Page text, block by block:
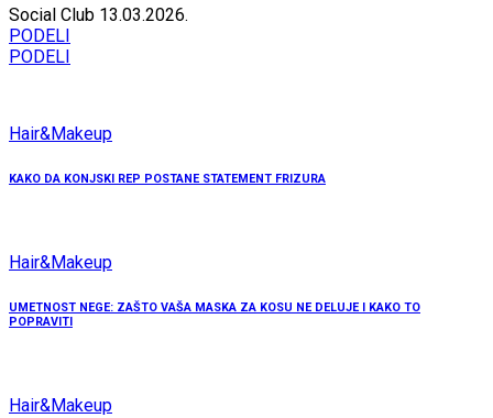
Social Club 13.03.2026.
PODELI
PODELI
Hair&Makeup
KAKO DA KONJSKI REP POSTANE STATEMENT FRIZURA
Hair&Makeup
UMETNOST NEGE: ZAŠTO VAŠA MASKA ZA KOSU NE DELUJE I KAKO TO
POPRAVITI
Hair&Makeup